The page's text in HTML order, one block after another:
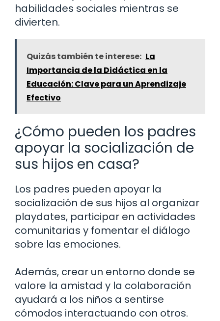
habilidades sociales mientras se
divierten.
Quizás también te interese: La
Importancia de la Didáctica en la
Educación: Clave para un Aprendizaje
Efectivo
¿Cómo pueden los padres
apoyar la socialización de
sus hijos en casa?
Los padres pueden apoyar la
socialización de sus hijos al organizar
playdates, participar en actividades
comunitarias y fomentar el diálogo
sobre las emociones.
Además, crear un entorno donde se
valore la amistad y la colaboración
ayudará a los niños a sentirse
cómodos interactuando con otros.